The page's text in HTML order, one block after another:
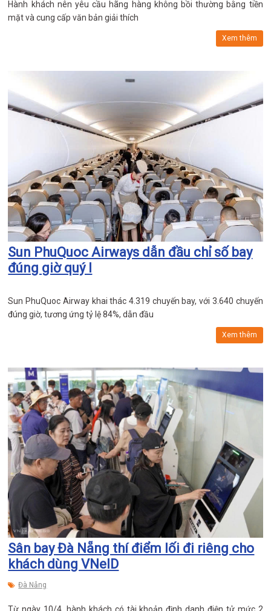
Hành khách nên yêu cầu hãng hàng không bồi thường bằng tiền
mặt và cung cấp văn bản giải thích
Xem thêm
Sun PhuQuoc Airways dẫn đầu chỉ số bay
đúng giờ quý I
Sun PhuQuoc Airway khai thác 4.319 chuyến bay, với 3.640 chuyến
đúng giờ, tương ứng tỷ lệ 84%, dẫn đầu
Xem thêm
Sân bay Đà Nẵng thí điểm lối đi riêng cho
khách dùng VNeID
Đà Nẵng
Từ ngày 10/4, hành khách có tài khoản định danh điện tử mức 2